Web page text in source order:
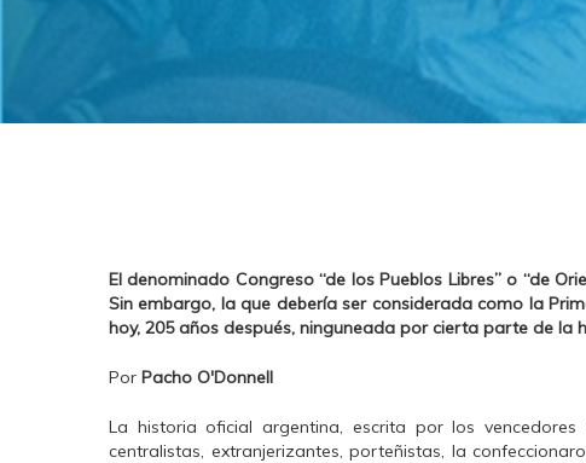
El denominado Congreso “de los Pueblos Libres” o “de
Sin embargo, la que debería ser considerada como la
hoy, 205 años después, ninguneada por cierta parte de la
Por Pacho O'Donnell
La historia oficial argentina, escrita por los
centralistas, extranjerizantes, porteñistas, la